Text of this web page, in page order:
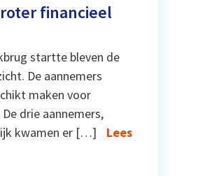
financieel
startte bleven de
De aannemers
maken voor
drie aannemers,
kwamen er […]
Lees